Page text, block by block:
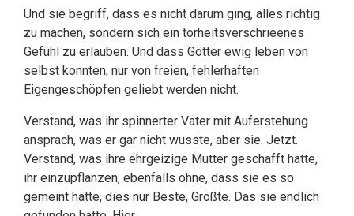
Und sie begriff, dass es nicht darum ging, alles richtig
zu machen, sondern sich ein torheitsverschrieenes
Gefühl zu erlauben. Und dass Götter ewig leben von
selbst konnten, nur von freien, fehlerhaften
Eigengeschöpfen geliebt werden nicht.
Verstand, was ihr spinnerter Vater mit Auferstehung
ansprach, was er gar nicht wusste, aber sie. Jetzt.
Verstand, was ihre ehrgeizige Mutter geschafft hatte,
ihr einzupflanzen, ebenfalls ohne, dass sie es so
gemeint hätte, dies nur Beste, Größte. Das sie endlich